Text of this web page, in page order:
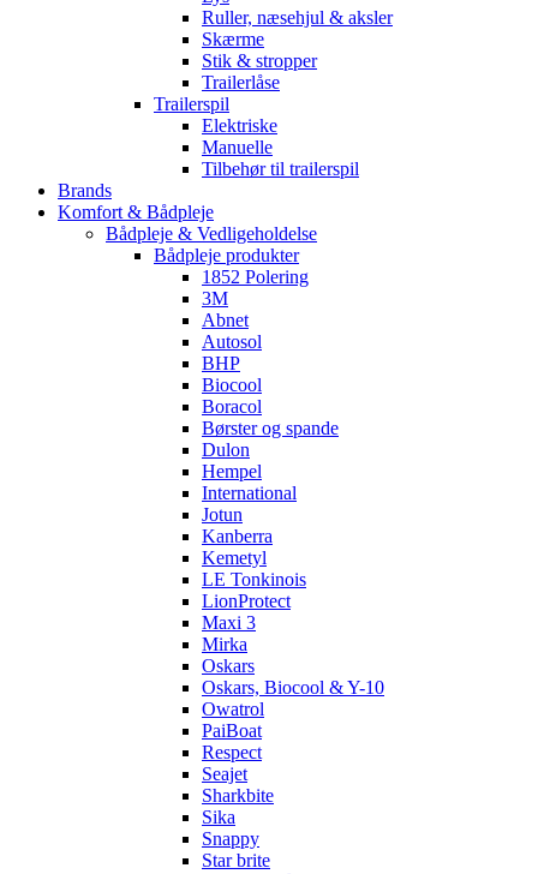
Ruller, næsehjul & aksler
Skærme
Stik & stropper
Trailerlåse
Trailerspil
Elektriske
Manuelle
Tilbehør til trailerspil
Brands
Komfort & Bådpleje
Bådpleje & Vedligeholdelse
Bådpleje produkter
1852 Polering
3M
Abnet
Autosol
BHP
Biocool
Boracol
Børster og spande
Dulon
Hempel
International
Jotun
Kanberra
Kemetyl
LE Tonkinois
LionProtect
Maxi 3
Mirka
Oskars
Oskars, Biocool & Y-10
Owatrol
PaiBoat
Respect
Seajet
Sharkbite
Sika
Snappy
Star brite